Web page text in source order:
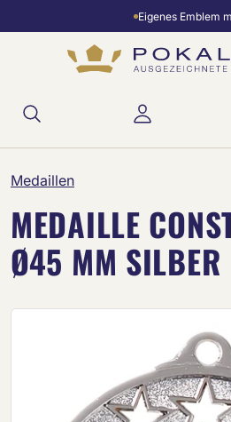
Zum Hauptinhalt springenEigenes Emblem
Medaillen
MEDAILLE
Ø45 MM SILBER